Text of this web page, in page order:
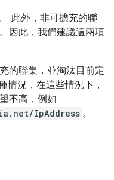
此外，非可擴充的聯
因此，我們建議這兩項
的聯集，並淘汰目前定
情況，在這些情況下，
不高，例如
IpAddress 。